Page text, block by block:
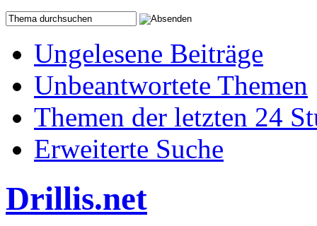
Ungelesene Beiträge
Unbeantwortete Themen
Themen der letzten 24
Erweiterte Suche
Drillis.net